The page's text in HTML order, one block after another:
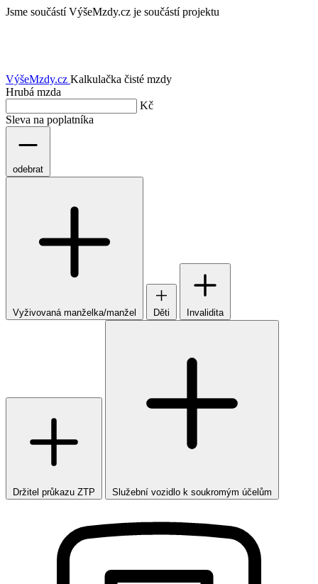
Jsme součástí VýšeMzdy.cz je součástí projektu
VýšeMzdy.cz Kalkulačka čisté mzdy
Hrubá mzda
Kč
Sleva na poplatníka
odebrat
Vyživovaná manželka/manžel Děti Invalidita
Držitel průkazu ZTP Služební vozidlo k soukromým účelům